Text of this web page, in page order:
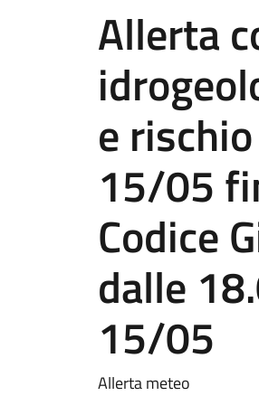
Allerta
e
15/05
Codice
dalle
15/05
Allerta meteo